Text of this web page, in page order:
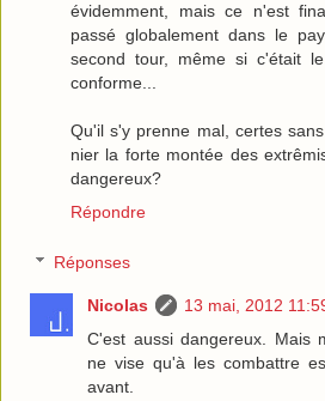
évidemment, mais ce n'est
passé globalement dans le
second tour, même si c'était
conforme...
Qu'il s'y prenne mal, certes
nier la forte montée des
dangereux?
Répondre
Réponses
Nicolas
13 mai, 2012
C'est aussi dangereux. Mais
ne vise qu'à les combattre
avant.